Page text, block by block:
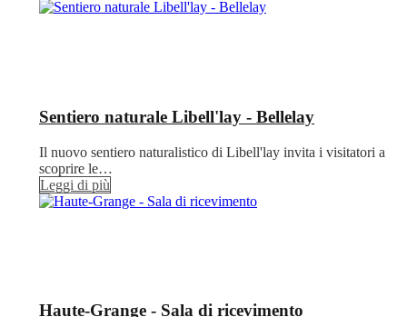
Sentiero naturale Libell'lay - Bellelay
Il nuovo sentiero naturalistico di Libell'lay invita i visitatori a
scoprire le…
Leggi di più
Haute-Grange - Sala di ricevimento